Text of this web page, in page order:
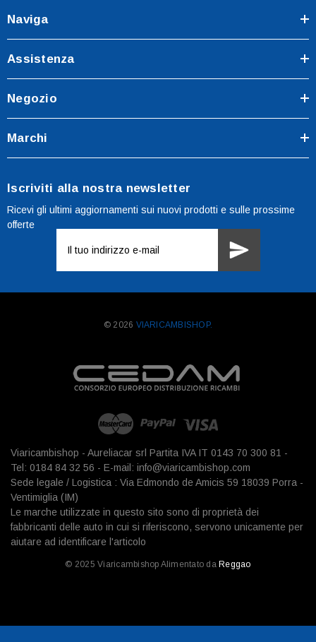
Naviga
Assistenza
Negozio
Marchi
Iscriviti alla nostra newsletter
Ricevi gli ultimi aggiornamenti sui nuovi prodotti e sulle prossime
offerte
mail
© 2026 VIARICAMBISHOP.
Viaricambishop - Aureliacar srl Partita IVA IT 0143 70 300 81 -
Tel: 0184 84 32 56 - E-mail: info@viaricambishop.com
Sede legale / Logistica : Via Edmondo de Amicis 59 18039 Porra -
Ventimiglia (IM)
Le marche utilizzate in questo sito sono di proprietà dei
fabbricanti delle auto in cui si riferiscono, servono unicamente per
aiutare ad identificare l'articolo
© 2025 Viaricambishop Alimentato da Reggao